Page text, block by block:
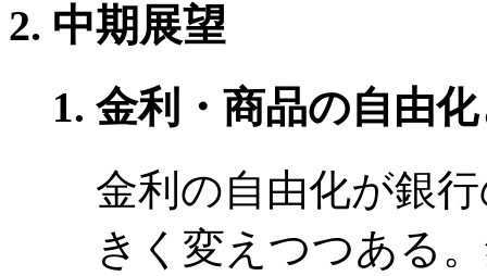
中期展望
金利・商品の自由
金利の自由化が銀
きく変えつつある